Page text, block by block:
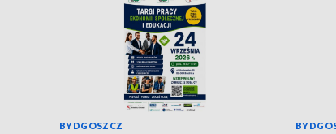
BYDGOSZCZ